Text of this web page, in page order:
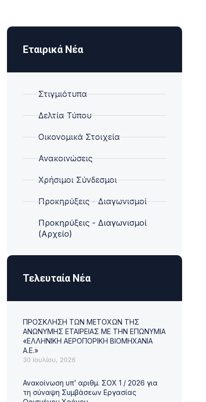
Εταιρικά Νέα
Στιγμιότυπα
Δελτία Τύπου
Οικονομικά Στοιχεία
Ανακοινώσεις
Χρήσιμοι Σύνδεσμοι
Προκηρύξεις - Διαγωνισμοί
Προκηρύξεις - Διαγωνισμοί
(Αρχείο)
Τελευταία Νέα
ΠΡΟΣΚΛΗΣΗ ΤΩΝ ΜΕΤΟΧΩΝ ΤΗΣ
ΑΝΩΝΥΜΗΣ ΕΤΑΙΡΕΙΑΣ ΜΕ ΤΗΝ ΕΠΩΝΥΜΙΑ
«ΕΛΛΗΝΙΚΗ ΑΕΡΟΠΟΡΙΚΗ ΒΙΟΜΗΧΑΝΙΑ
Α.Ε.»
30 Ιουλίου, 2026
Ανακοίνωση υπ’ αριθμ. ΣΟΧ 1 / 2026 για
τη σύναψη Συμβάσεων Εργασίας